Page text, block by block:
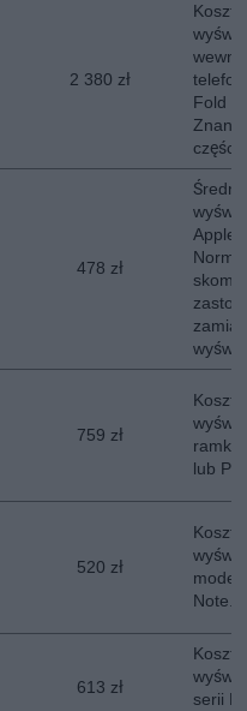
2 380 zł
Koszt
Fold
Znany
części.
478 zł
Średni
Apple
759 zł
Koszt
ramką
lub
520 zł
Koszt
Note.
613 zł
Koszt
serii